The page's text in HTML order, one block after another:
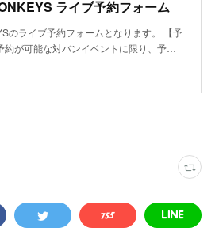
ライブ予約フォーム
のライブ予約フォームとなります。 【予
約が可能な対バンイベントに限り、予…